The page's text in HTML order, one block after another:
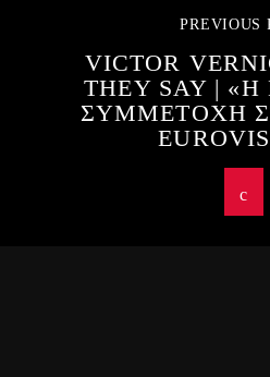
PREVIOUS
VICTOR
THEY SAY |
ΣΥΜΜΕΤΟΧΗ